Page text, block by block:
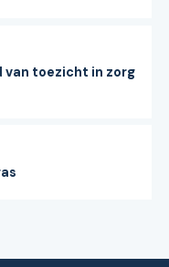
van toezicht in zorg